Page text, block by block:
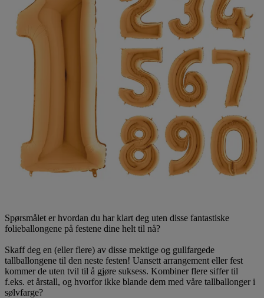
Spørsmålet er hvordan du har klart deg uten disse fantastiske
folieballongene på festene dine helt til nå?
Skaff deg en (eller flere) av disse mektige og gullfargede
tallballongene til den neste festen! Uansett arrangement eller fest
kommer de uten tvil til å gjøre suksess. Kombiner flere siffer til
f.eks. et årstall, og hvorfor ikke blande dem med våre tallballonger i
sølvfarge?